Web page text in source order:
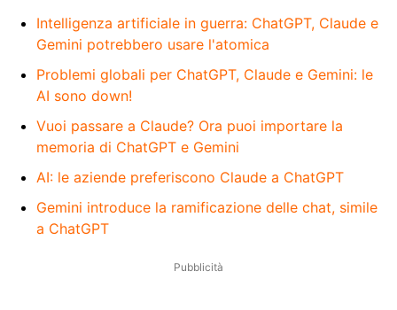
Intelligenza artificiale in guerra: ChatGPT, Claude e
Gemini potrebbero usare l'atomica
Problemi globali per ChatGPT, Claude e Gemini: le
AI sono down!
Vuoi passare a Claude? Ora puoi importare la
memoria di ChatGPT e Gemini
AI: le aziende preferiscono Claude a ChatGPT
Gemini introduce la ramificazione delle chat, simile
a ChatGPT
Pubblicità